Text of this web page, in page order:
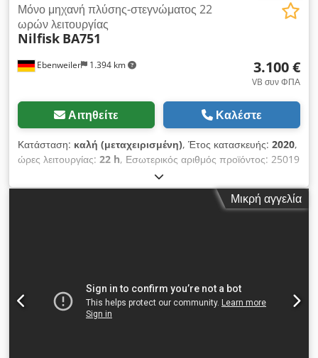
Ebenweiler 1.394 km
Μόνο μηχανή πλύσης-στεγνώματος 22
ωρών λειτουργίας
Nilfisk BA751
3.100 €
VB συν ΦΠΑ
Αιτηθείτε Καλέστε
Κατάσταση: καλή (μεταχειρισμένη), Έτος κατασκευής: 2020,
ώρες λειτουργίας: 22 h, Εσωτερικός αριθμός προϊόντος: 25019
Πλυστική μηχανή στεγνώματος Nilfisk BA 751 Codpfowq Nd
Tjx Aideha Σειριακός αριθμός: 3510172302 101 Έτος
κατασκευής: περίπου 2020/2021 (δεν είναι ορατό) Μόνο
Μικρή αγγελία